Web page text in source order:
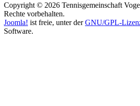
Copyright © 2026 Tennisgemeinschaft
Rechte vorbehalten.
Joomla! ist freie, unter derGNU/GPL-
Software.